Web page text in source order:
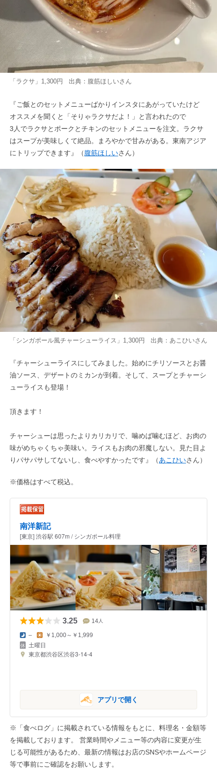
「ラクサ」1,300円 出典： 腹筋ほしいさん
『ご飯とのセットメニューばかりインスタにあがっていたけど
オススメを聞くと「そりゃラクサだよ！」と言われたので
3人でラクサとポークとチキンのセットメニューを注文。ラクサ
はスープが美味しくて絶品。まろやかで甘みがある。東南アジア
にトリップできます』（腹筋ほしいさん）
「シンガポール風チャーシューライス」1,300円 出典： あこひいさん
『チャーシューライスにしてみました。始めにチリソースとお醤
油ソース、デザートのミカンが到着。そして、スープとチャーシ
ューライスも登場！
頂きます！
チャーシューは思ったよりカリカリで、噛めば噛むほど、お肉の
味がめちゃくちゃ美味い。ライスもお肉の邪魔しない。見た目よ
りパサパサしてないし、食べやすかったです』（あこひいさん）
※価格はすべて税込。
南洋新記
[東京] 渋谷駅 607m / シンガポール料理
3.25 14人
– ￥1,000～￥1,999
土曜日
東京都渋谷区渋谷3-14-4
アプリで開く
※「食べログ」に掲載されている情報をもとに、料理名・金額等
を掲載しております。 営業時間やメニュー等の内容に変更が生
じる可能性があるため、最新の情報はお店のSNSやホームページ
等で事前にご確認をお願いします。